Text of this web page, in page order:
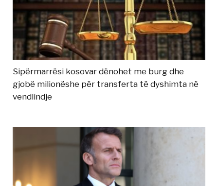
Sipërmarrësi kosovar dënohet me burg dhe
gjobë milionëshe për transferta të dyshimta në
vendlindje